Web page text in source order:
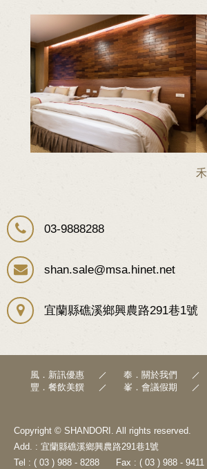
03-9888288
shan.sale@msa.hinet.net
宜蘭縣礁溪鄉興農路291巷1號
風．新訊優惠 奉．關於我們
豐．餐飲美饌
峯．會議假期
Copyright © SHANDORI. All rights reserved.
Add. : 宜蘭縣礁溪鄉興農路291巷1號
Tel : ( 03 ) 988 - 8288
Fax : ( 03 ) 988 - 9411